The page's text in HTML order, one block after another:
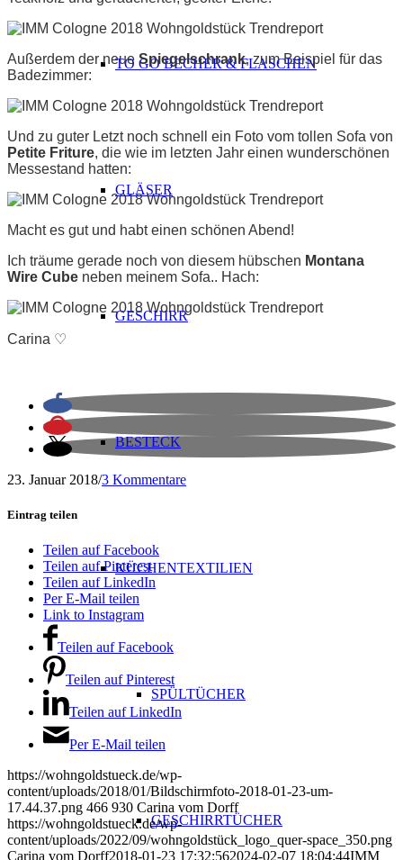
TO GO BECHER & FLASCHEN
GLÄSER
GESCHIRR
BESTECK
KÜCHENTEXTILIEN
SPÜLTÜCHER
GESCHIRRTÜCHER
Außerdem der neue Spiegelschrank, zum Beispiel für das
Badezimmer:
Und zu guter Letzt noch schnell ein Foto vom tollen Sofa von
Petite Friture, die wie im letzten Jahr einen wunderschönen
Messestand hatten:
Macht es gut und habt einen schönen Abend!
Ich träume gerade noch von diesem hübschen Montana
Wire Cube neben meinem Sofa.. Hach:
Carina ♡
23. Januar 2018/3 Kommentare
Eintrag teilen
Teilen auf Facebook
Teilen auf Pinterest
Teilen auf LinkedIn
Per E-Mail teilen
Link to Instagram
Teilen auf Facebook
Teilen auf Pinterest
Teilen auf LinkedIn
Per E-Mail teilen
https://wohngoldstueck.de/wp-
content/uploads/2018/01/Bildschirmfoto-2018-01-23-um-
17.44.37.png 466 930 Carina vom Dorff
https://wohngoldstueck.de/wp-
content/uploads/2022/09/wohngoldstück_logo_quer-space_350.png
Carina vom Dorff2018-01-23 17:32:562024-02-07 18:04:44IMM